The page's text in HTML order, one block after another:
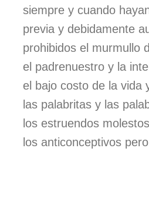
siempre y cuando
previa y debidamente
prohibidos el murmullo
el padrenuestro y la
el bajo costo de la vida
las palabritas y las
los estruendos
los anticonceptivos